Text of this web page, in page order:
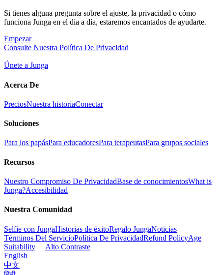
Si tienes alguna pregunta sobre el ajuste, la privacidad o cómo
funciona Junga en el día a día, estaremos encantados de ayudarte.
Empezar
Consulte Nuestra Política De Privacidad
Únete a Junga
Acerca De
PreciosNuestra historiaConectar
Soluciones
Para los papásPara educadoresPara terapeutasPara grupos sociales
Recursos
Nuestro Compromiso De PrivacidadBase de conocimientosWhat is
Junga?Accesibilidad
Nuestra Comunidad
Selfie con JungaHistorias de éxitoRegalo JungaNoticias
Términos Del ServicioPolítica De PrivacidadRefund PolicyAge
Suitability
Alto Contraste
English
中文